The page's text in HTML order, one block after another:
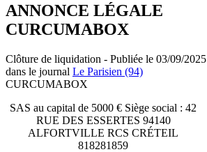
ANNONCE LÉGALE
CURCUMABOX
Clôture de liquidation - Publiée le 03/09/2025
dans le journal Le Parisien (94)
CURCUMABOX
SAS au capital de 5000 € Siège social : 42
RUE DES ESSERTES 94140
ALFORTVILLE RCS CRÉTEIL
818281859